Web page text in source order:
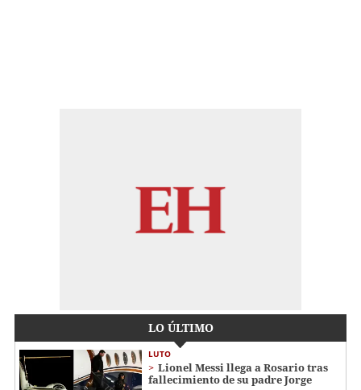
LO ÚLTIMO
LUTO
Lionel Messi llega a Rosario tras
fallecimiento de su padre Jorge